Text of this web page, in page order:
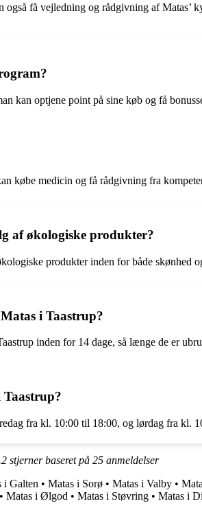
også få vejledning og rådgivning af
kan optjene point på sine køb og få
købe medicin og få rådgivning fra
af økologiske produkter?
produkter inden for både skønhed
i Taastrup?
inden for 14 dage, så længe de er
fra kl. 10:00 til 18:00, og lørdag fra kl.
stjerner baseret på 25 anmeldelser
i Galten • Matas i Sorø • Matas i Valby •
• Matas i Ølgod • Matas i Støvring • Matas i